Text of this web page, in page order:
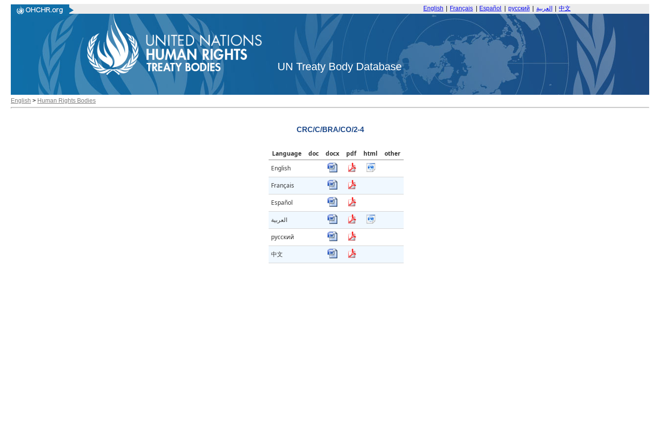
English Français Español русский العربية 中文
UN Treaty Body Database
English > Human Rights Bodies
CRC/C/BRA/CO/2-4
Language doc docx pdf html
other
English
Français
Español
العربية
русский
中文